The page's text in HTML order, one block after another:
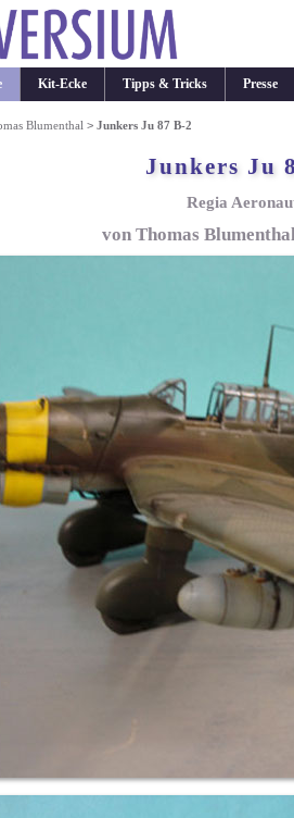
Kit-Ecke Tipps & Tricks Presse
Blumenthal >Junkers Ju 87 B-2
Junkers Ju
Regia
von Thomas